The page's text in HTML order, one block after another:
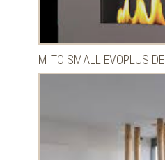
MITO SMALL EVOPLUS